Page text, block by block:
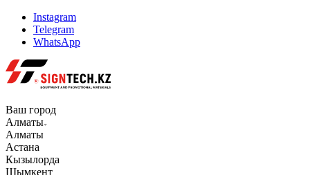
Instagram
Telegram
WhatsApp
Ваш город
Алматы
Алматы
Астана
Кызылорда
Шымкент